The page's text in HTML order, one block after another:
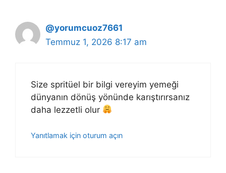
@yorumcuoz7661
Temmuz 1, 2026 8:17 am
Size spritüel bir bilgi vereyim yemeği
dünyanın dönüş yönünde karıştırırsanız
daha lezzetli olur
Yanıtlamak için oturum açın